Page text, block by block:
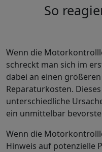
So
Wenn die
schreckt man sich im
dabei an einen
Reparaturkosten.
unterschiedliche
ein unmittelbar
Wenn die
Hinweis auf potenzielle